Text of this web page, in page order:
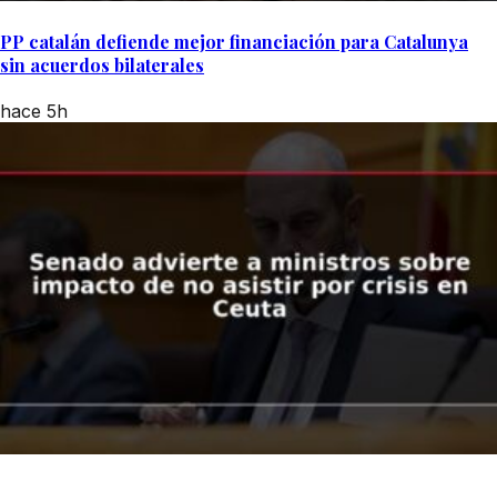
PP catalán defiende mejor financiación para Catalunya
sin acuerdos bilaterales
hace 5h